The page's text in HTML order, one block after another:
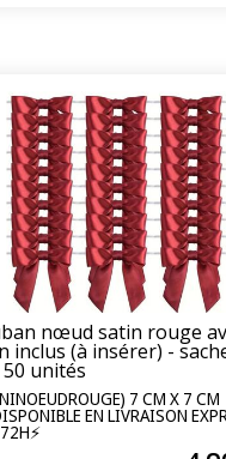
nœud satin rouge
inclus (à insérer) -
unités
7 CM X 7 CM
EN LIVRAISON